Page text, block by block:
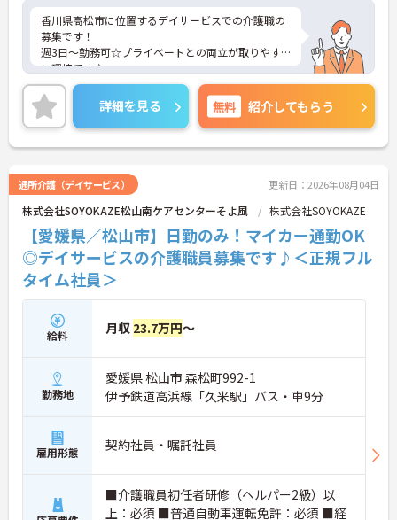
香川県高松市に位置するデイサービスでの介護職の
募集です！
週3日～勤務可☆プライベートとの両立が取りやす
い環境です♪
ご興味ある方には、面接対策ポイントなど、さらに
詳細をお話しいたしますのでお気軽にご相談くださ
い。
詳細を見る 無料 紹介してもらう
通所介護（デイサービス） 更新日：2026年08月04日
株式会社SOYOKAZE松山南ケアセンターそよ風 株式会社SOYOKAZE
【愛媛県／松山市】日勤のみ！マイカー通勤OK
◎デイサービスの介護職員募集です♪＜正規フル
タイム社員＞
給料 月収 23.7万円～
勤務地
愛媛県 松山市 森松町992-1
伊予鉄道高浜線「久米駅」バス・車9分
雇用形態 契約社員・嘱託社員
■介護職員初任者研修（ヘルパー2級）以
上：必須 ■普通自動車運転免許：必須 ■経